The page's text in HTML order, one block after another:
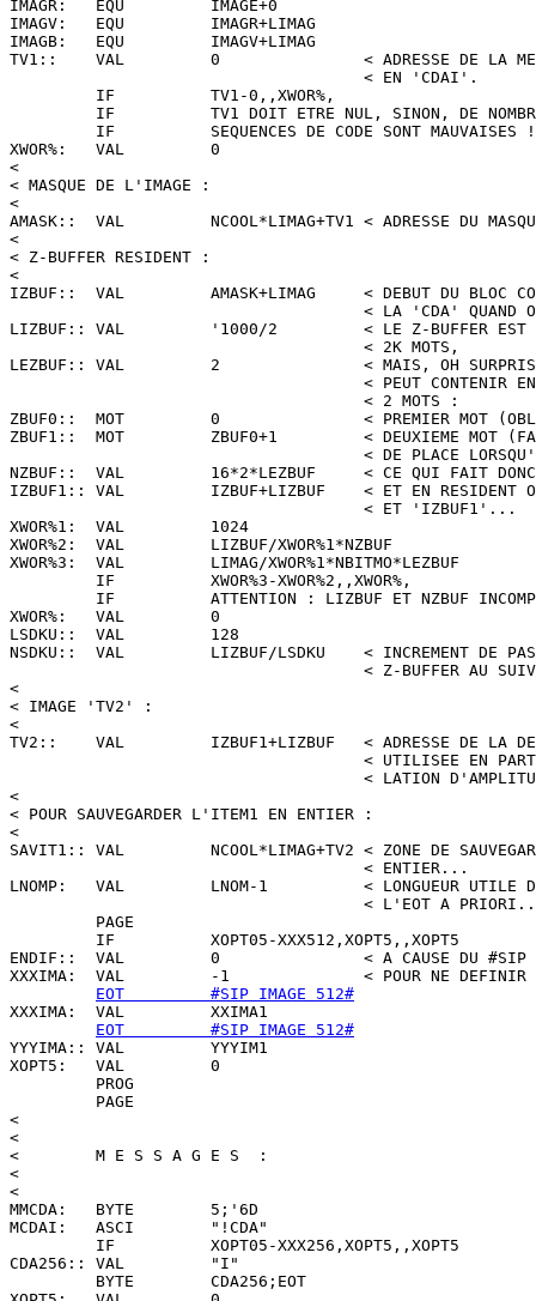
IMAGR:   EQU         IMAGE+0
IMAGV:   EQU         IMAGR+LIMAG
IMAGB:   EQU         IMAGV+LIMAG
TV1::    VAL         0               < ADRESSE DE LA
                                     < EN 'CDAI'.
         IF          TV1-0,,XWOR%,
IF          TV1 DOIT ETRE NUL, SINON, DE
IF          SEQUENCES DE CODE SONT MAUVAISES
XWOR%:   VAL         0
<
< MASQUE DE L'IMAGE :
<
AMASK::  VAL         NCOOL*LIMAG+TV1 < ADRESSE DU
<
< Z-BUFFER RESIDENT :
<
IZBUF::  VAL         AMASK+LIMAG     < DEBUT DU BLOC
< LA 'CDA' QUAND
LIZBUF:: VAL         '1000/2         < LE Z-BUFFER EST
                                     < 2K MOTS,
LEZBUF:: VAL         2               < MAIS, OH
< PEUT CONTENIR
                                     < 2 MOTS :
ZBUF0::  MOT         0               < PREMIER MOT
ZBUF1::  MOT         ZBUF0+1         < DEUXIEME MOT
< DE PLACE
NZBUF::  VAL         16*2*LEZBUF     < CE QUI FAIT
IZBUF1:: VAL         IZBUF+LIZBUF    < ET EN RESIDENT
                                     < ET 'IZBUF1'...
XWOR%1:  VAL         1024
XWOR%2:  VAL         LIZBUF/XWOR%1*NZBUF
XWOR%3:  VAL         LIMAG/XWOR%1*NBITMO*LEZBUF
         IF          XWOR%3-XWOR%2,,XWOR%,
IF          ATTENTION : LIZBUF ET NZBUF
XWOR%:   VAL         0
LSDKU::  VAL         128
NSDKU::  VAL         LIZBUF/LSDKU    < INCREMENT DE
< Z-BUFFER AU
<
< IMAGE 'TV2' :
<
TV2::    VAL         IZBUF1+LIZBUF   < ADRESSE DE LA
< UTILISEE EN
< LATION
<
< POUR SAUVEGARDER L'ITEM1 EN ENTIER :
<
SAVIT1:: VAL         NCOOL*LIMAG+TV2 < ZONE DE
                                     < ENTIER...
LNOMP:   VAL         LNOM-1          < LONGUEUR UTILE DU
< L'EOT A
         PAGE
         IF          XOPT05-XXX512,XOPT5,,XOPT5
ENDIF::  VAL         0               < A CAUSE DU #SIP
XXXIMA:  VAL         -1              < POUR NE DEFINIR
EOT         #SIP IMAGE 512#
XXXIMA:  VAL         XXIMA1
EOT         #SIP IMAGE 512#